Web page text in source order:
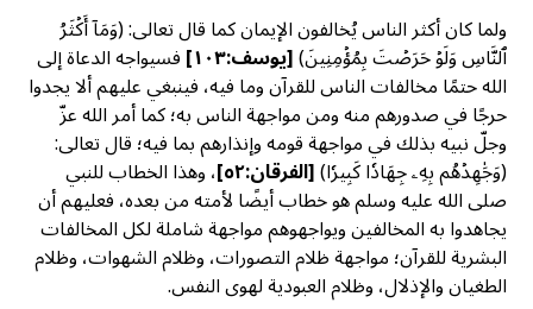
ولما كان أكثر الناس يُخالفون الإيمان كما قال تعالى: (وَمَآ أَكۡثَرُ
ٱلنَّاسِ وَلَوۡ حَرَصۡتَ بِمُؤۡمِنِينَ)[يوسف:١٠٣] فسيواجه الدعاة إلى
الله حتمًا مخالفات الناس للقرآن وما فيه، فينبغي عليهم ألا يجدوا
حرجًا في صدورهم منه ومن مواجهة الناس به؛ كما أمر الله عزّ
وجلّ نبيه بذلك في مواجهة قومه وإنذارهم بما فيه؛ قال تعالى:
(وَجَٰهِدۡهُم بِهِۦ جِهَادٗا كَبِيرٗا)[الفرقان:٥٢] ، وهذا الخطاب للنبي
صلى الله عليه وسلم هو خطاب أيضًا لأمته من بعده، فعليهم أن
يجاهدوا به المخالفين ويواجهوهم مواجهة شاملة لكل المخالفات
البشرية للقرآن؛ مواجهة ظلام التصورات، وظلام الشهوات، وظلام
الطغيان والإذلال، وظلام العبودية لهوى النفس.